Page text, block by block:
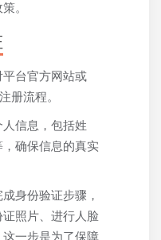
。
平台官方网站或
册流程。
人信息，包括姓
确保信息的真实
身份验证步骤，
照片、进行人脸
一步是为了保障